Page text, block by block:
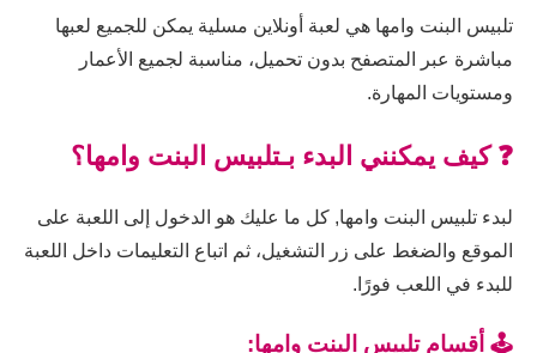
تلبيس البنت وامها هي لعبة أونلاين مسلية يمكن للجميع لعبها
مباشرة عبر المتصفح بدون تحميل، مناسبة لجميع الأعمار
ومستويات المهارة.
❓ كيف يمكنني البدء بـتلبيس البنت وامها؟
لبدء تلبيس البنت وامها, كل ما عليك هو الدخول إلى اللعبة على
الموقع والضغط على زر التشغيل، ثم اتباع التعليمات داخل اللعبة
للبدء في اللعب فورًا.
🕹️ أقسام تلبيس البنت وامها: